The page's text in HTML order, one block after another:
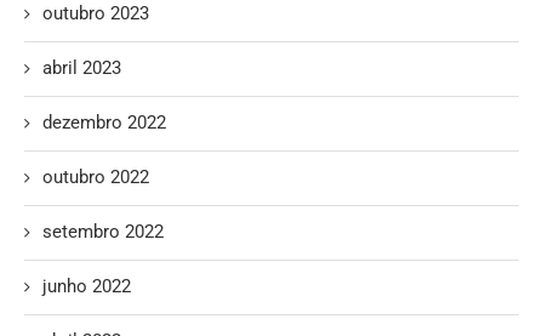
outubro 2023
abril 2023
dezembro 2022
outubro 2022
setembro 2022
junho 2022